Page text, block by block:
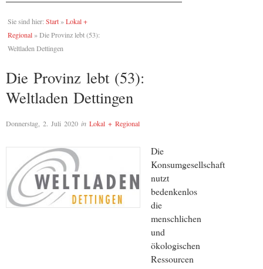
Sie sind hier: Start » Lokal +
Regional » Die Provinz lebt (53):
Weltladen Dettingen
Die Provinz lebt (53):
Weltladen Dettingen
Donnerstag, 2. Juli 2020 in Lokal + Regional
Die
Konsumgesellschaft
nutzt
bedenkenlos
die
menschlichen
und
ökologischen
Ressourcen